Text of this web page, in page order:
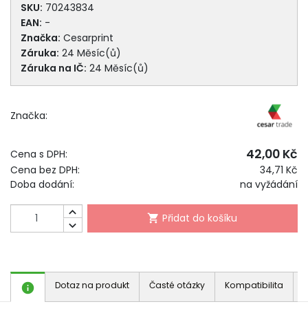
SKU: 70243834
EAN: -
Značka: Cesarprint
Záruka: 24 Měsíc(ů)
Záruka na IČ: 24 Měsíc(ů)
Značka:
Cena s DPH: 42,00 Kč
Cena bez DPH:
34,71 Kč
Doba dodání:
na vyžádání


 Přidat do košíku
 Dotaz na produkt Časté otázky Kompatibilita